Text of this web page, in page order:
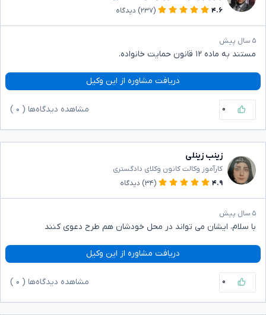
۴.۶
(۲۳۷) دیدگاه
۵ سال پیش
مستند به ماده ۱۲ قانون حمایت خانواده.
دریافت مشاوره از این وکیل
۰ مشاهده دیدگاه‌ها ( ۰
زینب زینلی
کارآموز وکالت کانون وکلای دادگستری
۴.۹
(۳۴) دیدگاه
۵ سال پیش
با سلام، ایشان می تواند در محل خودشان هم طرح دعوی کنند
دریافت مشاوره از این وکیل
۰ مشاهده دیدگاه‌ها ( ۰